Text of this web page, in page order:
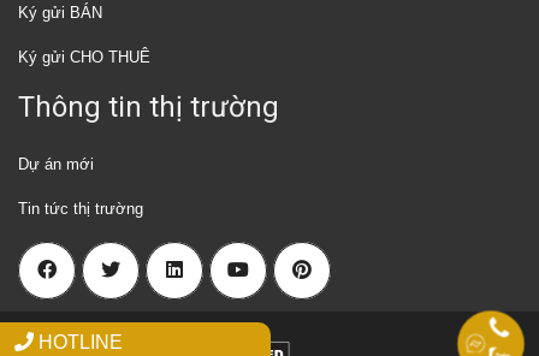
HOTLINE
Ký gửi BÁN
Ký gửi CHO THUÊ
Thông tin thị trường
Dự án mới
Tin tức thị trường